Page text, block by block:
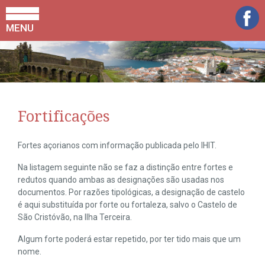
MENU
Fortificações
Fortes açorianos com informação publicada pelo IHIT.
Na listagem seguinte não se faz a distinção entre fortes e
redutos quando ambas as designações são usadas nos
documentos. Por razões tipológicas, a designação de castelo
é aqui substituída por forte ou fortaleza, salvo o Castelo de
São Cristóvão, na Ilha Terceira.
Algum forte poderá estar repetido, por ter tido mais que um
nome.